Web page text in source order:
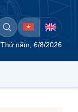
Thứ năm, 6/8/2026